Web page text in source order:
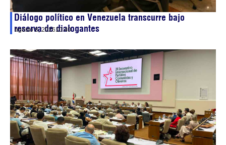
Diálogo político en Venezuela transcurre bajo
reserva de dialogantes
agosto 8, 202610:40